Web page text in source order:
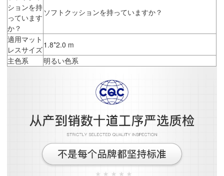
ションを持
っています
か？
ソフトクッションを持っていますか？
適用マット
レスサイズ1.8*2.0 m
主色系
明るい色系